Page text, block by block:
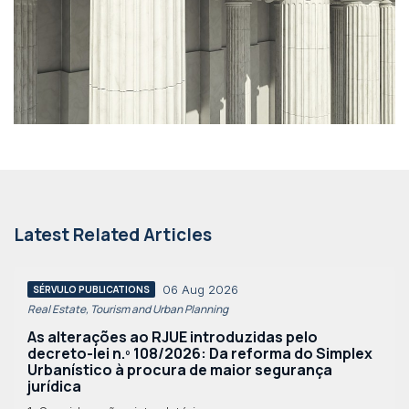
Latest Related Articles
SÉRVULO PUBLICATIONS 06 Aug 2026
Real Estate, Tourism and Urban Planning
As alterações ao RJUE introduzidas pelo
decreto-lei n.º 108/2026: Da reforma do Simplex
Urbanístico à procura de maior segurança
jurídica